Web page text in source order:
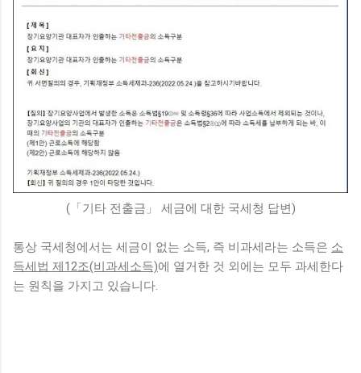
(「기타 전출금」 세금에 대한 국세청 답변)
통상 국세청에서는 세금이 없는 소득, 즉 비과세라는 소득은 소
득세법 제12조(비과세소득)에 열거한 것 외에는 모두 과세한다
는 원칙을 가지고 있습니다.